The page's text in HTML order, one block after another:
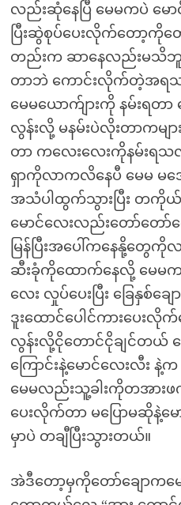
လည်းဆုံနေပြီ မေမကပဲ မေ
ပြီးဆွဲစုပ်ပေးလိုက်တော့ကို
တည်းက ဆာနေလည်းမသိဘူး
တာဘဲ ကောင်းလိုက်တဲ့အရသာ
မေမယောက်ျားကို နမ်းရတ
လွန်းလို့ မနမ်းပဲလိုးတာကမျ
တာ ကလေးလေးကိုနမ်းရသ
ရှာကိုလာကလိနေပီ မေမ မအ
အသံပါထွက်သွားပြီး တကို
မောင်လေးလည်းတော်တော်
မြန်ပြီးအပေါ်ကနေနို့တွ
ဆီးခုံကိုထောက်နေလို့ မေ
လေး လှုပ်ပေးပြီး ခြေနှစ်ခ
ဒူးထောင်ပေါင်ကားပေးလို
လွန်းလို့ငိုတောင်ငိုချင်တယ်
ကြောင်းနဲ့မောင်လေးလီး
မေမလည်းသူ့ခါးကိုတအားဖ
ပေးလိုက်တာ မပြောမဆိုနဲ့
မှာပဲ တချီပြီးသွားတယ်။
အဲဒီတော့မှကိုတော်ချော